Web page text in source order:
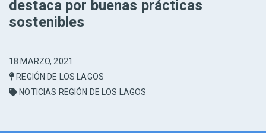
destaca por buenas prácticas
sostenibles
18 MARZO, 2021
REGIÓN DE LOS LAGOS
NOTICIAS REGIÓN DE LOS LAGOS